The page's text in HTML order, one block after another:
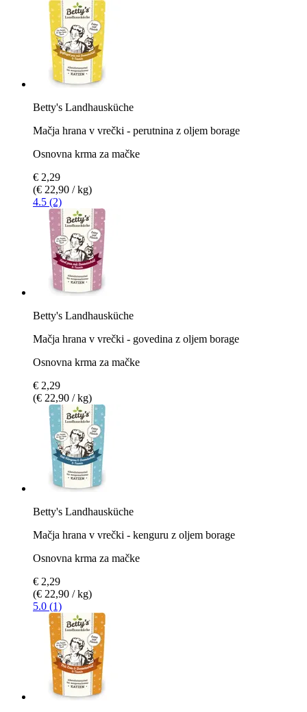
Betty's Landhausküche
Mačja hrana v vrečki - perutnina z oljem borage
Osnovna krma za mačke
€ 2,29
(€ 22,90 / kg)
4.5 (2)
Betty's Landhausküche
Mačja hrana v vrečki - govedina z oljem borage
Osnovna krma za mačke
€ 2,29
(€ 22,90 / kg)
Betty's Landhausküche
Mačja hrana v vrečki - kenguru z oljem borage
Osnovna krma za mačke
€ 2,29
(€ 22,90 / kg)
5.0 (1)